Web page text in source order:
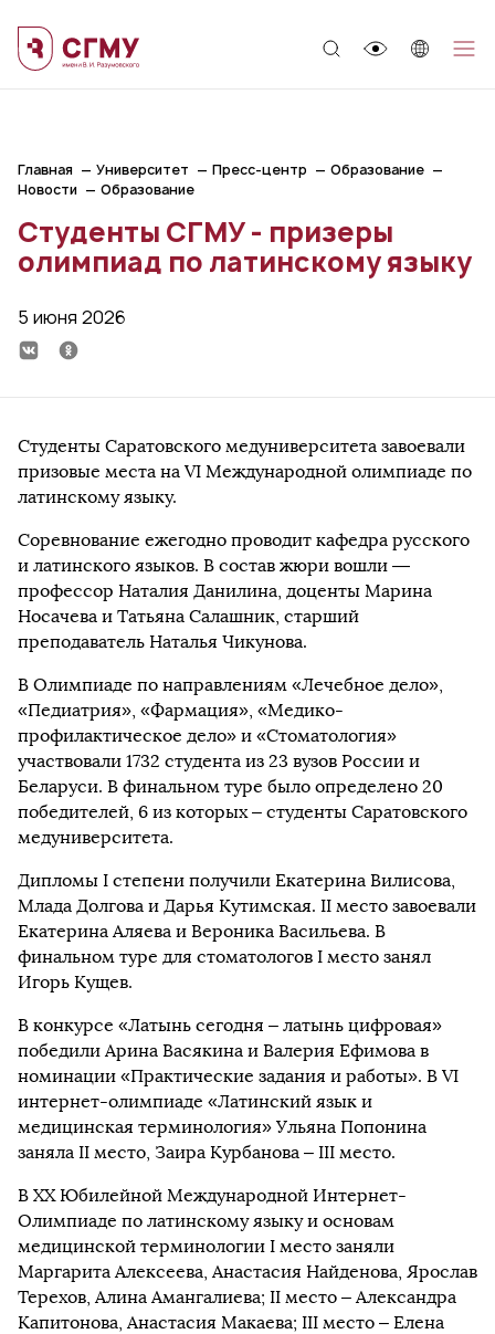
Главная Университет Пресс-центр
Образование
Новости
Образование
Студенты СГМУ - призеры
олимпиад по латинскому языку
5 июня 2026
Студенты Саратовского медуниверситета завоевали
призовые места на VI Международной олимпиаде по
латинскому языку.
Соревнование ежегодно проводит кафедра русского
и латинского языков. В состав жюри вошли —
профессор Наталия Данилина, доценты Марина
Носачева и Татьяна Салашник, старший
преподаватель Наталья Чикунова.
В Олимпиаде по направлениям «Лечебное дело»,
«Педиатрия», «Фармация», «Медико-
профилактическое дело» и «Стоматология»
участвовали 1732 студента из 23 вузов России и
Беларуси. В финальном туре было определено 20
победителей, 6 из которых – студенты Саратовского
медуниверситета.
Дипломы I степени получили Екатерина Вилисова,
Млада Долгова и Дарья Кутимская. II место завоевали
Екатерина Аляева и Вероника Васильева. В
финальном туре для стоматологов I место занял
Игорь Кущев.
В конкурсе «Латынь сегодня – латынь цифровая»
победили Арина Васякина и Валерия Ефимова в
номинации «Практические задания и работы». В VI
интернет-олимпиаде «Латинский язык и
медицинская терминология» Ульяна Попонина
заняла II место, Заира Курбанова – III место.
В ХХ Юбилейной Международной Интернет-
Олимпиаде по латинскому языку и основам
медицинской терминологии I место заняли
Маргарита Алексеева, Анастасия Найденова, Ярослав
Терехов, Алина Амангалиева; II место – Александра
Капитонова, Анастасия Макаева; III место – Елена